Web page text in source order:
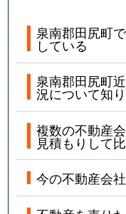
泉南郡田尻町
している
泉南郡田尻町
況について知
複数の不動産
見積もりして
今の不動産会